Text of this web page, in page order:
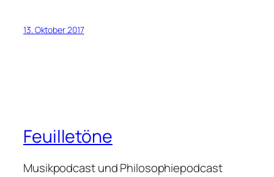
13. Oktober 2017
Feuilletöne
Musikpodcast und Philosophiepodcast